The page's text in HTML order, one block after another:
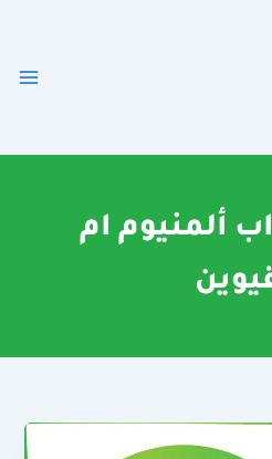
ألمنيوم ام